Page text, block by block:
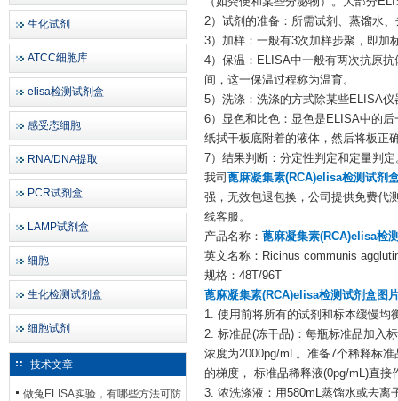
生化试剂
ATCC细胞库
elisa检测试剂盒
感受态细胞
RNA/DNA提取
PCR试剂盒
LAMP试剂盒
细胞
生化检测试剂盒
细胞试剂
技术文章
做兔ELISA实验，有哪些方法可防
2）试剂的准备：所需试剂、蒸馏水
3）加样：一般有3次加样步聚，即加
4）保温：ELISA中一般有两次抗原
间，这一保温过程称为温育。
5）洗涤：洗涤的方式除某些ELISA
6）显色和比色：显色是ELISA中的
纸拭干板底附着的液体，然后将板正
7）结果判断：分定性判定和定量判定
我司 蓖麻凝集素(RCA)elisa检测试剂
强，无效包退包换，公司提供免费代
线客服。
产品名称： 蓖麻凝集素(RCA)elisa检
英文名称：Ricinus communis
规格：48T/96T
蓖麻凝集素(RCA)elisa检测试剂盒图
1. 使用前将所有的试剂和标本缓慢均
2. 标准品(冻干品)：每瓶标准品加入
浓度为2000pg/mL。准备7个稀释标
的梯度， 标准品稀释液(0pg/mL)直
3. 浓洗涤液：用580mL蒸馏水或去离